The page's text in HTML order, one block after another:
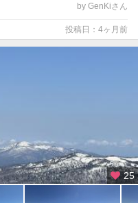
by GenKiさん
投稿日：4ヶ月前
25